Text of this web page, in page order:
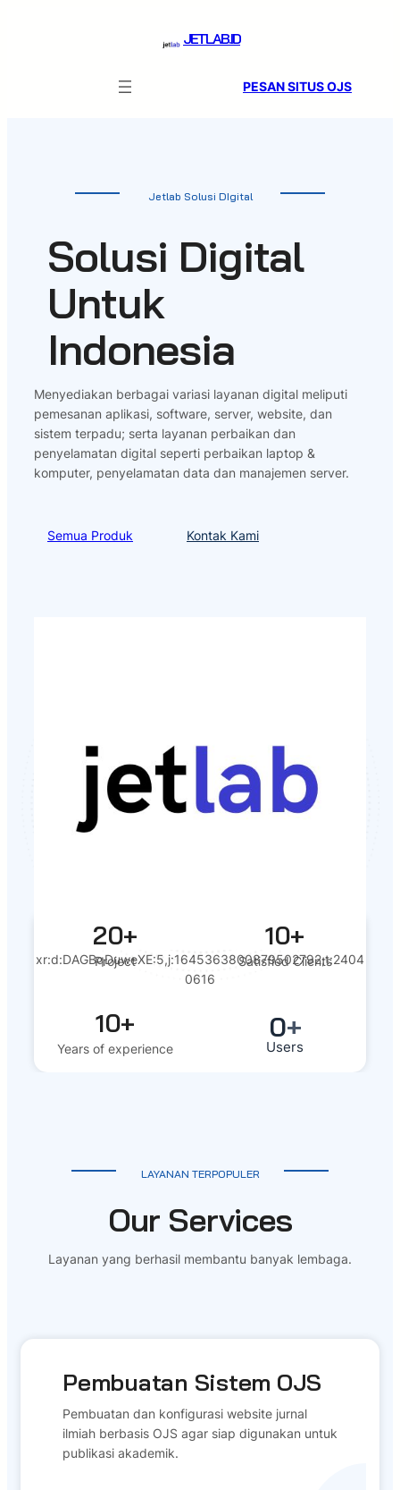
JETLAB.ID
PESAN SITUS OJS
Jetlab Solusi DIgital
Solusi Digital
Untuk
Indonesia
Menyediakan berbagai variasi layanan digital meliputi
pemesanan aplikasi, software, server, website, dan
sistem terpadu; serta layanan perbaikan dan
penyelamatan digital seperti perbaikan laptop &
komputer, penyelamatan data dan manajemen server.
Semua Produk Kontak Kami
xr:d:DAGBqDuweXE:5,j:1645363800879502792,t:2404
0616
20+
Project
10+
Satisfied Clients
10+
Years of experience
0+
Users
LAYANAN TERPOPULER
Our Services
Layanan yang berhasil membantu banyak lembaga.
Pembuatan Sistem OJS
Pembuatan dan konfigurasi website jurnal
ilmiah berbasis OJS agar siap digunakan untuk
publikasi akademik.